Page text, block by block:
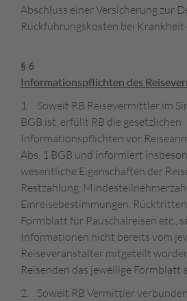
Abschluss einer Versicherung zur
Rückführungskosten bei Krankheit
§ 6
Informationspflichten des
1. Soweit RB Reisevermittler im
BGB ist, erfüllt RB die gesetzlichen
Informationspflichten vor
Abs. 1 BGB und informiert
wesentliche Eigenschaften der
Restzahlung,
Einreisebestimmungen,
Formblatt für Pauschalreisen etc.,
Informationen nicht bereits vom
Reiseveranstalter mitgeteilt
Reisenden das jeweilige Formblatt
2. Soweit RB Vermittler